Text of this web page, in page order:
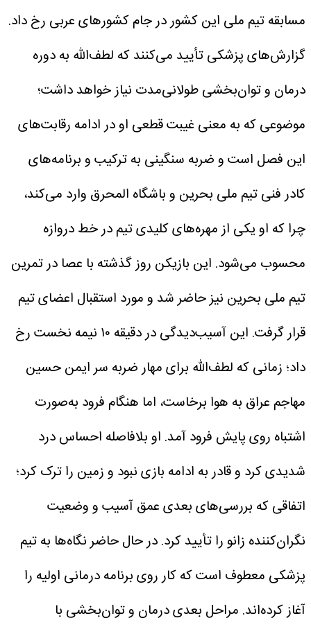
مسابقه تیم ملی این کشور در جام کشورهای عربی رخ داد.
گزارش‌های پزشکی تأیید می‌کنند که لطف‌الله به دوره
درمان و توان‌بخشی طولانی‌مدت نیاز خواهد داشت؛
موضوعی که به معنی غیبت قطعی او در ادامه رقابت‌های
این فصل است و ضربه سنگینی به ترکیب و برنامه‌های
کادر فنی تیم ملی بحرین و باشگاه المحرق وارد می‌کند،
چرا که او یکی از مهره‌های کلیدی تیم در خط دروازه
محسوب می‌شود. این بازیکن روز گذشته با عصا در تمرین
تیم ملی بحرین نیز حاضر شد و مورد استقبال اعضای تیم
قرار گرفت.
این آسیب‌دیدگی در دقیقه ۱۰ نیمه نخست رخ
داد؛ زمانی که لطف‌الله برای مهار ضربه سر ایمن حسین
مهاجم عراق به هوا برخاست، اما هنگام فرود به‌صورت
اشتباه روی پایش فرود آمد. او بلافاصله احساس درد
شدیدی کرد و قادر به ادامه بازی نبود و زمین را ترک کرد؛
اتفاقی که بررسی‌های بعدی عمق آسیب و وضعیت
نگران‌کننده زانو را تأیید کرد.در حال حاضر نگاه‌ها به تیم
پزشکی معطوف است که کار روی برنامه درمانی اولیه را
آغاز کرده‌اند. مراحل بعدی درمان و توان‌بخشی با